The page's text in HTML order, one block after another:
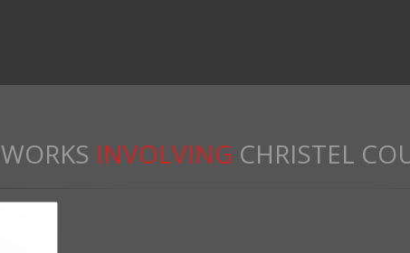
WORKS INVOLVING CHRISTEL